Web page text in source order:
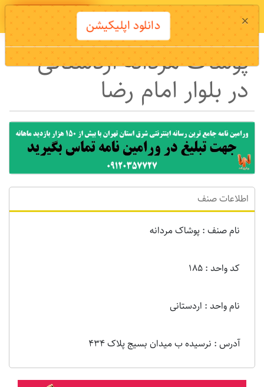
دانلود اپلیکیشن
پوشاک مردانه اردستانی
در بلوار امام رضا
اطلاعات صنف
نام صنف : پوشاک مردانه
کد واحد : 185
نام واحد : اردستانی
آدرس : نرسیده ب میدان بسیج پلاک 434
× دانلود اپلیکیشن